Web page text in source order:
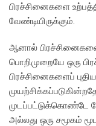
பிரச்சினைகளை
வேண்டியிருக்கும்.
ஆனால்
பொறிமுறையே ஒரு
பிரச்சினைகளைப்
முடப்பட்டுக்கொண்டே
அல்லது ஒரு சமூகம்